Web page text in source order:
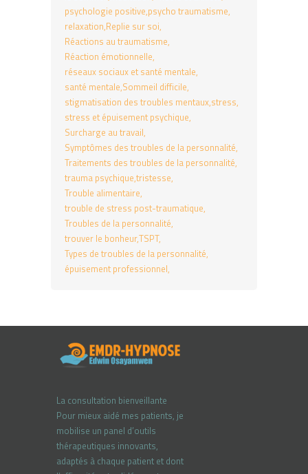
psychologie positive psycho traumatisme
relaxation Replie sur soi
Réactions au traumatisme
Réaction émotionnelle
réseaux sociaux et santé mentale
santé mentale Sommeil difficile
stigmatisation des troubles mentaux stress
stress et épuisement psychique
Surcharge au travail
Symptômes des troubles de la personnalité
Traitements des troubles de la personnalité
trauma psychique tristesse
Trouble alimentaire
trouble de stress post-traumatique
Troubles de la personnalité
trouver le bonheurTSPT
Types de troubles de la personnalité
épuisement professionnel
La consultation bienveillante
Pour mieux aidé mes patients, je
mobilise un panel d’outils
thérapeutiques innovants,
adaptés à chaque patient et dont